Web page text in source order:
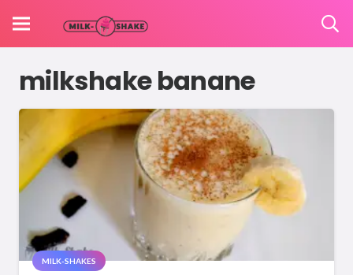
milkshake banane
MILK-SHAKES